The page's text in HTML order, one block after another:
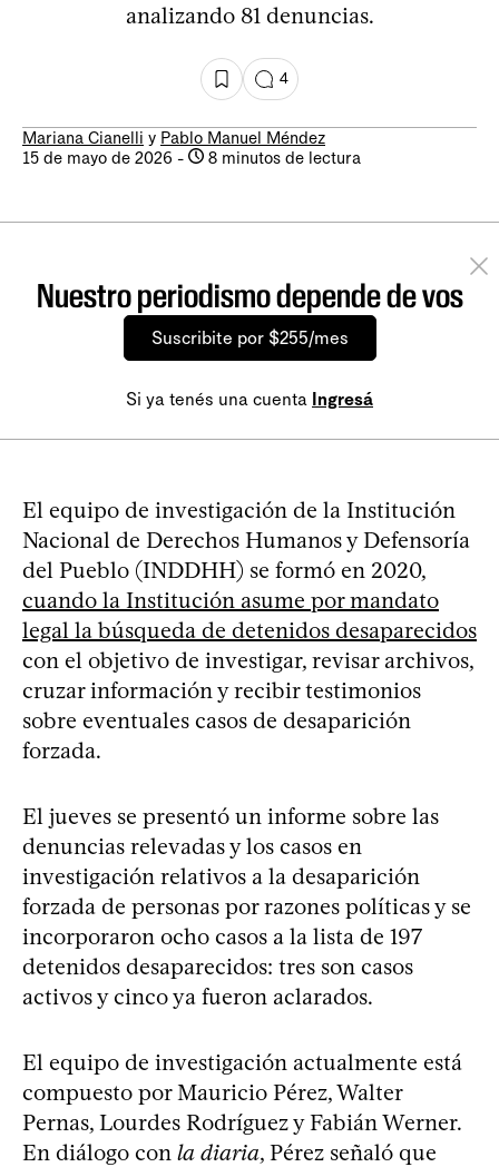
analizando 81 denuncias.
4
Mariana Cianelli y Pablo Manuel Méndez
15 de mayo de 2026 - 8 minutos de lectura
Nuestro periodismo depende de vos
Suscribite por $255/mes
Si ya tenés una cuenta Ingresá
El equipo de investigación de la Institución
Nacional de Derechos Humanos y Defensoría
del Pueblo (INDDHH) se formó en 2020,
cuando la Institución asume por mandato
legal la búsqueda de detenidos desaparecidos
con el objetivo de investigar, revisar archivos,
cruzar información y recibir testimonios
sobre eventuales casos de desaparición
forzada.
El jueves se presentó un informe sobre las
denuncias relevadas y los casos en
investigación relativos a la desaparición
forzada de personas por razones políticas y se
incorporaron ocho casos a la lista de 197
detenidos desaparecidos: tres son casos
activos y cinco ya fueron aclarados.
El equipo de investigación actualmente está
compuesto por Mauricio Pérez, Walter
Pernas, Lourdes Rodríguez y Fabián Werner.
En diálogo con la diaria, Pérez señaló que